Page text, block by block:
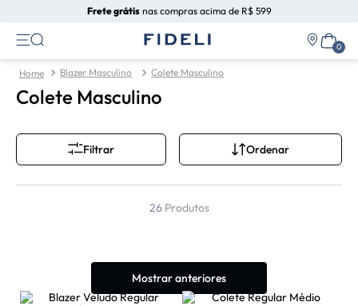
Frete grátisnas compras acima de R$ 599
Blazer Masculino Colete Masculino
Colete Masculino
Filtrar Ordenar
26 Produtos
Mostrar anteriores